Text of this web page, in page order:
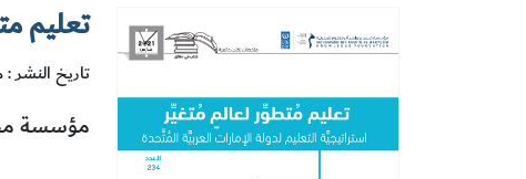
تعليم
تاريخ النشر :
مؤسسة